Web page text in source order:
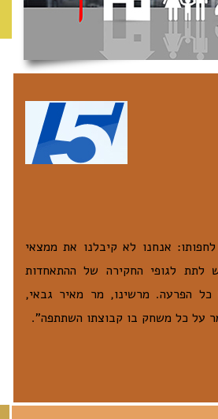
אנחנו לא קיבלנו את ממצאי
לתת לגופי החקירה של ההתאחדות
הפרעה. מרשינו, מר מאיר גבאי,
על כל משחק בו קבוצתו השתתפה”.